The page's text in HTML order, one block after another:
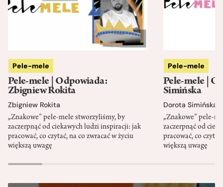
Pele-mele
Pele-mele | Odpowiada:
Zbigniew Rokita
Zbigniew Rokita
„Znakowe” pele-mele stworzyliśmy, by
zaczerpnąć od ciekawych ludzi inspiracji: jak
pracować, co czytać, na co zwracać w życiu
większą uwagę
Pele-mele
Pele-mele |
Simińska
Dorota Simińska
„Znakowe” pele-
zaczerpnąć od
pracować, co
większą uwagę